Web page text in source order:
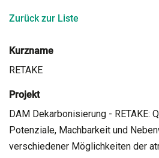
Zurück zur Liste
Kurzname
RETAKE
Projekt
DAM Dekarbonisierung - RETAKE:
Potenziale, Machbarkeit und
verschiedener Möglichkeiten der